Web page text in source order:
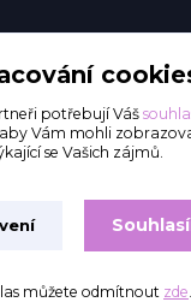
Upravit sběr cookies.
na Eshop-rychle.cz
potřebují Váš
Vám mohli
se Vašich zájmů.
můžete odmítnout zde